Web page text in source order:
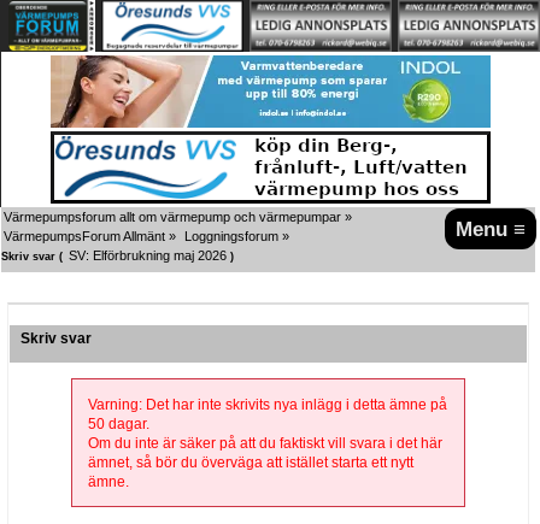
Menu ≡
Värmepumpsforum allt om värmepump och värmepumpar »
VärmepumpsForum Allmänt » Loggningsforum »
Skriv svar ( SV: Elförbrukning maj 2026 )
Skriv svar
Varning: Det har inte skrivits nya inlägg i detta ämne på
50 dagar.
Om du inte är säker på att du faktiskt vill svara i det här
ämnet, så bör du överväga att istället starta ett nytt
ämne.